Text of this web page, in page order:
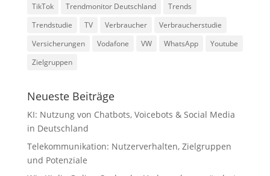
TikTok
Trendmonitor Deutschland
Trends
Trendstudie
TV Verbraucher
Verbraucherstudie
Versicherungen
Vodafone VW WhatsApp
Youtube
Zielgruppen
Neueste Beiträge
KI: Nutzung von Chatbots, Voicebots & Social Media
in Deutschland
Telekommunikation: Nutzerverhalten, Zielgruppen
und Potenziale